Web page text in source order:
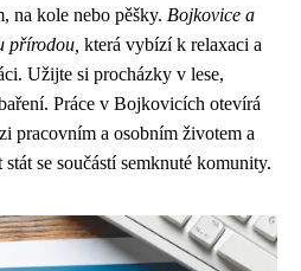
na kole nebo pěšky. Bojkovice a
přírodou, která vybízí k relaxaci a
Užijte si procházky v lese,
Práce v Bojkovicích otevírá
pracovním a osobním životem a
se součástí semknuté komunity.